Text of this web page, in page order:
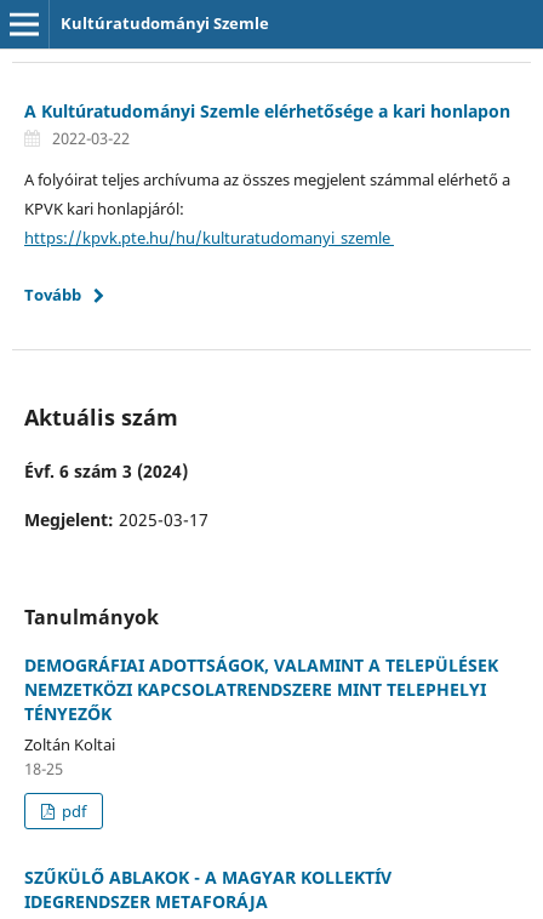
Kultúratudományi Szemle
A Kultúratudományi Szemle elérhetősége a kari honlapon
2022-03-22
A folyóirat teljes archívuma az összes megjelent számmal elérhető a
KPVK kari honlapjáról:
https://kpvk.pte.hu/hu/kulturatudomanyi_szemle
Tovább
Aktuális szám
Évf. 6 szám 3 (2024)
Megjelent: 2025-03-17
Tanulmányok
DEMOGRÁFIAI ADOTTSÁGOK, VALAMINT A TELEPÜLÉSEK
NEMZETKÖZI KAPCSOLATRENDSZERE MINT TELEPHELYI
TÉNYEZŐK
Zoltán Koltai
18-25
pdf
SZŰKÜLŐ ABLAKOK - A MAGYAR KOLLEKTÍV
IDEGRENDSZER METAFORÁJA